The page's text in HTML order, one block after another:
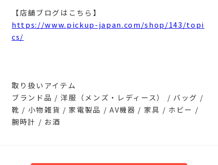
【店舗ブログはこちら】
https://www.pickup-japan.com/shop/143/topi
cs/
取り扱いアイテム
ブランド品 / 洋服（メンズ・レディース） / バッグ /
靴 / 小物雑貨 / 家電製品 / AV機器 / 家具 / ホビー /
腕時計 / お酒